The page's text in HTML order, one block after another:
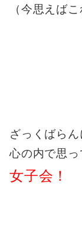
（今思えば
ざっくばらん
心の内で思
女子会！